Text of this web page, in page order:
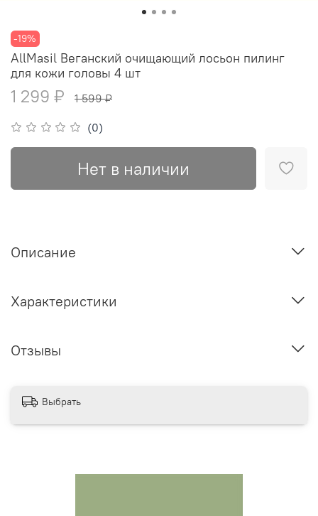
-19%
(0)
AllMasil Веганский очищающий лосьон пилинг
для кожи головы 4 шт
1 299 ₽ 1 599 ₽
Нет в наличии
Описание
Характеристики
Отзывы
Выбрать